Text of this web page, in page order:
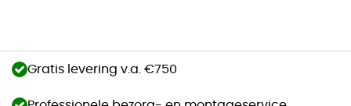
Gratis levering v.a. €750